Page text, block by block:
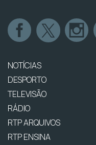
NOTÍCIAS
DESPORTO
TELEVISÃO
RÁDIO
RTP ARQUIVOS
RTP ENSINA